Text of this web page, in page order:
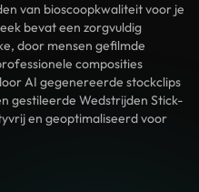
van bioscoopkwaliteit voor je
bevat een zorgvuldig
door mensen gefilmde
composities
AI gegenereerde stockclips
gestileerde Wedstrijden Stick-
en geoptimaliseerd voor